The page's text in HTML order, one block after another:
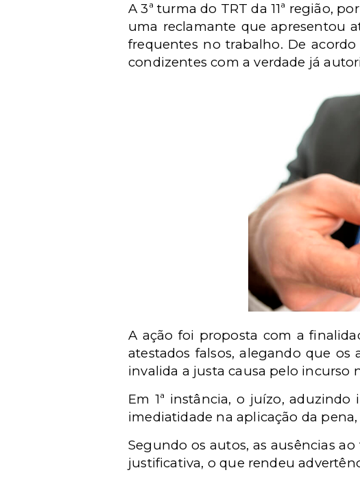
A 3ª turma do TRT da 11ª região,
uma reclamante que apresentou
frequentes no trabalho. De
condizentes com a verdade já
A ação foi proposta com a
atestados falsos, alegando que
invalida a justa causa pelo incurso
Em 1ª instância, o juízo,
imediatidade na aplicação da
Segundo os autos, as ausências
justificativa, o que rendeu